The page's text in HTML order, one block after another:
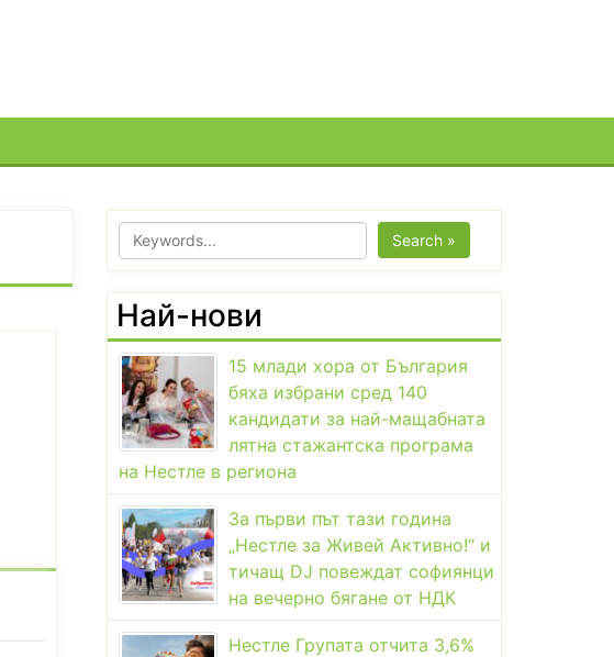
Search »
Най-нови
15 млади хора от България
бяха избрани сред 140
кандидати за най-мащабната
лятна стажантска програма
на Нестле в региона
За първи път тази година
„Нестле за Живей Активно!“ и
тичащ DJ повеждат софиянци
на вечерно бягане от НДК
Нестле Групата отчита 3,6%